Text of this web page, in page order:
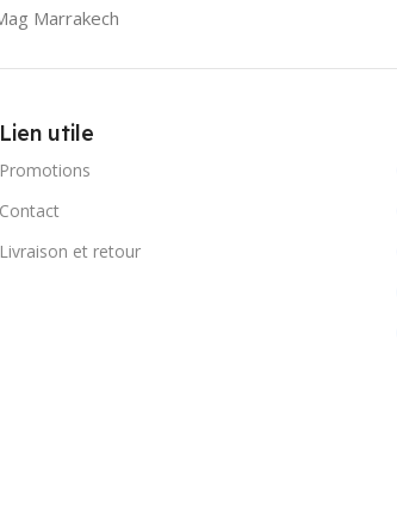
Marrakech
Lien utile
Promotions
Contact
Livraison et retour